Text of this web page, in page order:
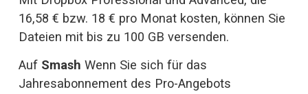
16,58 € bzw. 18 € pro Monat kosten, können Sie
Dateien mit bis zu 100 GB versenden.
Auf Smash Wenn Sie sich für das
Jahresabonnement des Pro-Angebots